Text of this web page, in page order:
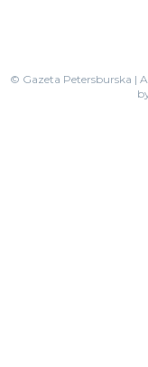
© Gazeta Petersburska |